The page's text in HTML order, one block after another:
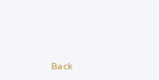
Back